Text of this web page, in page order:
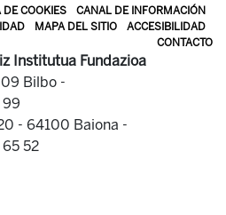
DE COOKIES
CANAL DE INFORMACIÓN
MAPA DEL SITIO
ACCESIBILIDAD
CONTACTO
Institutua Fundazioa
Bilbo -
99
- 64100 Baiona -
52